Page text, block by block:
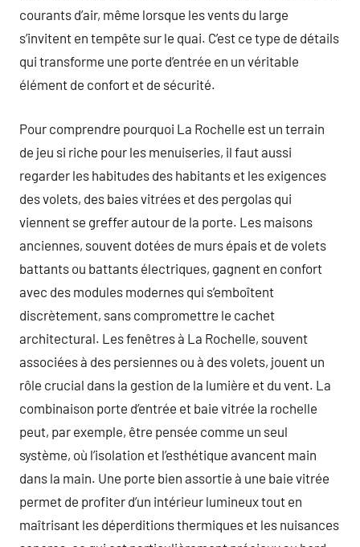
courants d’air, même lorsque les vents du large
s’invitent en tempête sur le quai. C’est ce type de détails
qui transforme une porte d’entrée en un véritable
élément de confort et de sécurité.
Pour comprendre pourquoi La Rochelle est un terrain
de jeu si riche pour les menuiseries, il faut aussi
regarder les habitudes des habitants et les exigences
des volets, des baies vitrées et des pergolas qui
viennent se greffer autour de la porte. Les maisons
anciennes, souvent dotées de murs épais et de volets
battants ou battants électriques, gagnent en confort
avec des modules modernes qui s’emboîtent
discrètement, sans compromettre le cachet
architectural. Les fenêtres à La Rochelle, souvent
associées à des persiennes ou à des volets, jouent un
rôle crucial dans la gestion de la lumière et du vent. La
combinaison porte d’entrée et baie vitrée la rochelle
peut, par exemple, être pensée comme un seul
système, où l’isolation et l’esthétique avancent main
dans la main. Une porte bien assortie à une baie vitrée
permet de profiter d’un intérieur lumineux tout en
maîtrisant les déperditions thermiques et les nuisances